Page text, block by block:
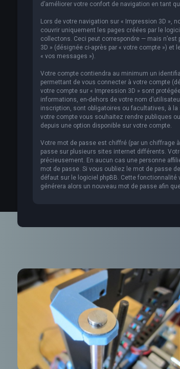
d’améliorer votre confort de navigation en tant
Lors de votre navigation sur « Impression 3D »,
couvrir uniquement les pages créées par le
collectons. Ceci peut correspondre — mais
3D » (désignée ci-après par « votre compte »)
« vos messages »).
Votre compte contiendra au minimum un
permettant de vous connecter à votre compte
votre compte sur « Impression 3D » sont
informations, en-dehors de votre nom
inscription, sont obligatoires ou facultatives, à
votre compte vous souhaitez rendre publiques
depuis une option disponible sur votre compte.
Votre mot de passe est chiffré (par un chiffrage
passe sur plusieurs sites internet différents.
précieusement. En aucun cas une personne
mot de passe. Si vous oubliez le mot de passe
défaut sur le logiciel phpBB. Cette
générera alors un nouveau mot de passe afin